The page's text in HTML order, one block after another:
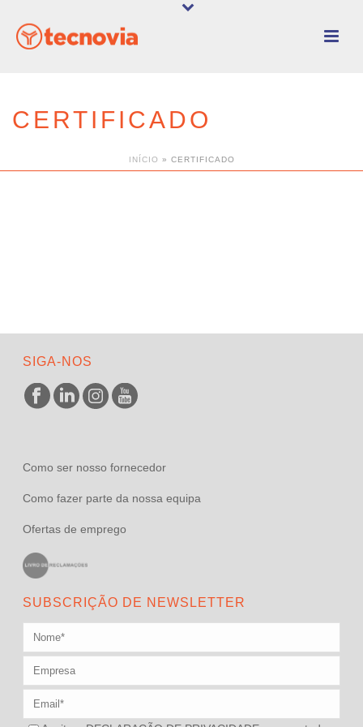
CERTIFICADO
INÍCIO » CERTIFICADO
SIGA-NOS
Como ser nosso fornecedor
Como fazer parte da nossa equipa
Ofertas de emprego
SUBSCRIÇÃO DE NEWSLETTER